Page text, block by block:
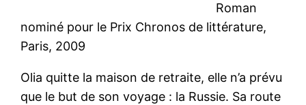
Roman
nominé pour le Prix Chronos de littérature,
Paris, 2009
Olia quitte la maison de retraite, elle n’a prévu
que le but de son voyage : la Russie. Sa route